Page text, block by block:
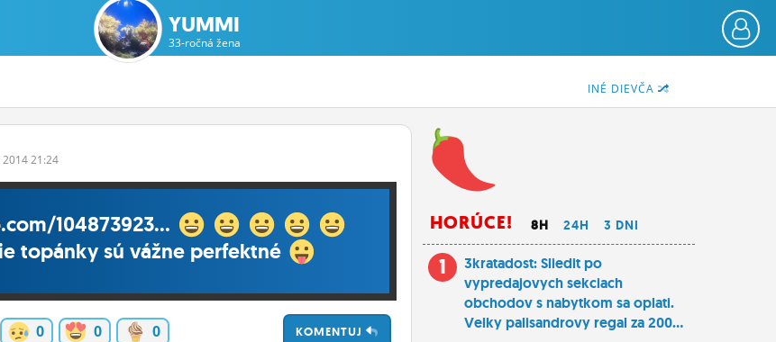
YUMMI
33-ročná žena
INÉ DIEVČA
2014 21:24
104873923...
topánky sú vážne perfektné
0 0 0 KOMENTUJ
HORÚCE! 8H 24H 3 DNI
1
3kratadost: Sliedit po
vypredajovych sekciach
obchodov s nabytkom sa oplati.
Velky palisandrovy regal za 200...